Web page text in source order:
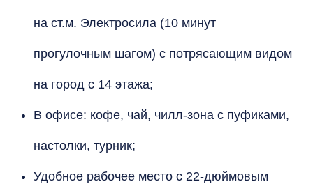
на ст.м. Электросила (10 минут
прогулочным шагом) с потрясающим видом
на город с 14 этажа;
В офисе: кофе, чай, чилл-зона с пуфиками,
настолки, турник;
Удобное рабочее место с 22-дюймовым